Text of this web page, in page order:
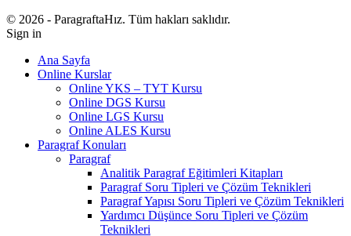
© 2026 - ParagraftaHız. Tüm hakları saklıdır.
Sign in
Ana Sayfa
Online Kurslar
Online YKS – TYT Kursu
Online DGS Kursu
Online LGS Kursu
Online ALES Kursu
Paragraf Konuları
Paragraf
Analitik Paragraf Eğitimleri Kitapları
Paragraf Soru Tipleri ve Çözüm Teknikleri
Paragraf Yapısı Soru Tipleri ve Çözüm Teknikleri
Yardımcı Düşünce Soru Tipleri ve Çözüm
Teknikleri